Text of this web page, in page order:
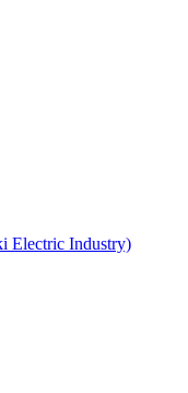
Electric Industry)